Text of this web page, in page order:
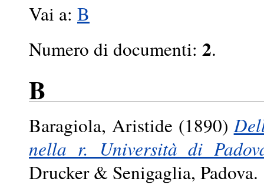
Vai a: B
Numero di documenti: 2.
B
Baragiola, Aristide (1890)
nella r. Università di
Drucker & Senigaglia, Padova.